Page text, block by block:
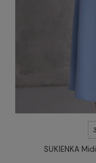
SUKIENKA